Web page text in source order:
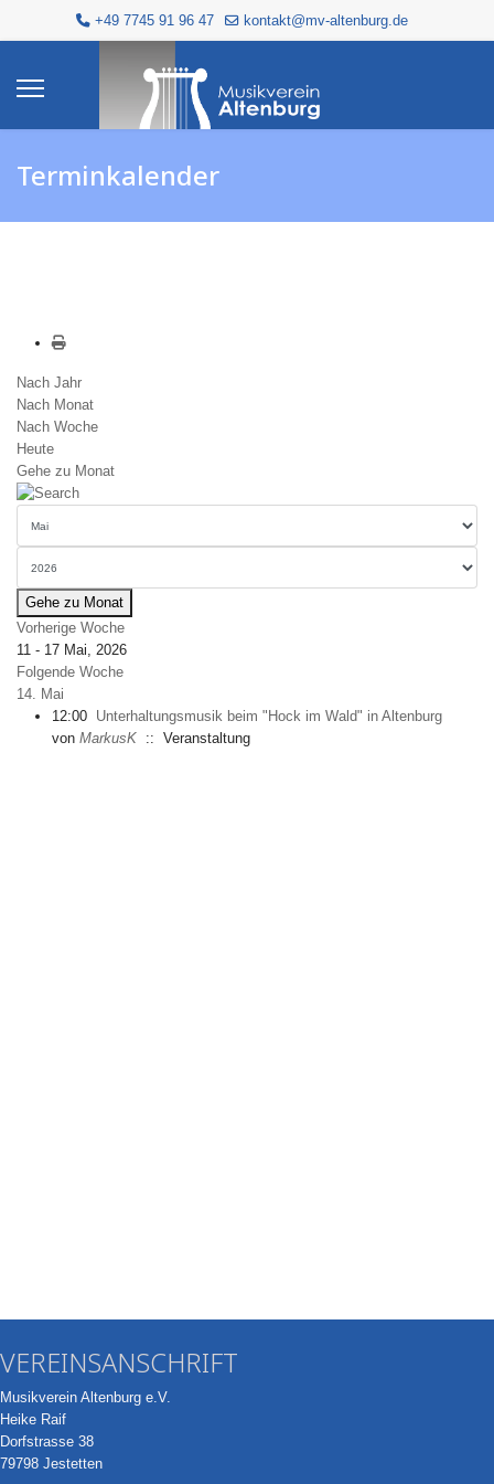
+49 7745 91 96 47 kontakt@mv-altenburg.de
Terminkalender
Nach Jahr
Nach Monat
Nach Woche
Heute
Gehe zu Monat
Gehe zu Monat
Vorherige Woche
11 - 17 Mai, 2026
Folgende Woche
14. Mai
12:00 Unterhaltungsmusik beim "Hock im Wald" in Altenburg
von MarkusK :: Veranstaltung
VEREINSANSCHRIFT
Musikverein Altenburg e.V.
Heike Raif
Dorfstrasse 38
79798 Jestetten